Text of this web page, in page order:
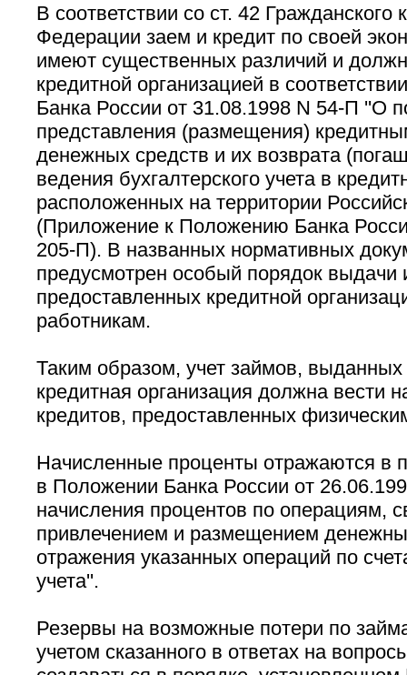
В соответствии со ст. 42 Гражданского
Федерации заем и кредит по своей
имеют существенных различий и
кредитной организацией в
Банка России от 31.08.1998 N 54-П ''О
представления (размещения)
денежных средств и их возврата
ведения бухгалтерского учета в
расположенных на территории
(Приложение к Положению Банка
205-П). В названных нормативных
предусмотрен особый порядок выдачи
предоставленных кредитной
работникам.
Таким образом, учет займов,
кредитная организация должна вести
кредитов, предоставленных
Начисленные проценты отражаются в
в Положении Банка России от
начисления процентов по операциям,
привлечением и размещением
отражения указанных операций по
учета''.
Резервы на возможные потери по
учетом сказанного в ответах на